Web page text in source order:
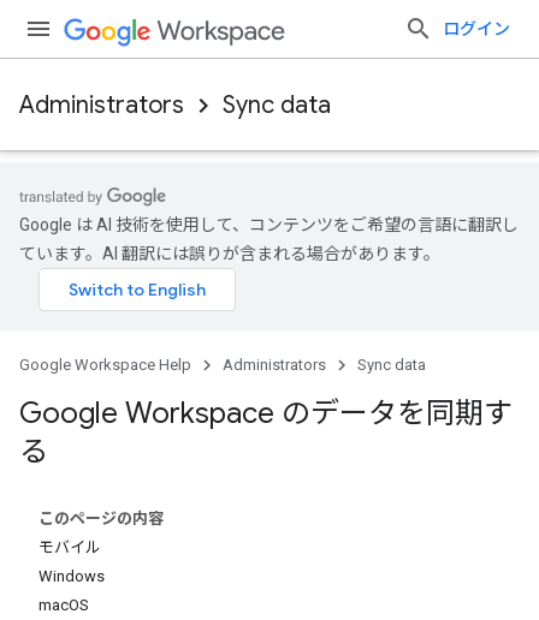
ログイン
Administrators Sync data
Google は AI 技術を使用して、コンテンツをご希望の言語に翻訳し
ています。AI 翻訳には誤りが含まれる場合があります。
Google Workspace Help Administrators Sync data
Google Workspace のデータを同期す
る
このページの内容
モバイル
Windows
macOS